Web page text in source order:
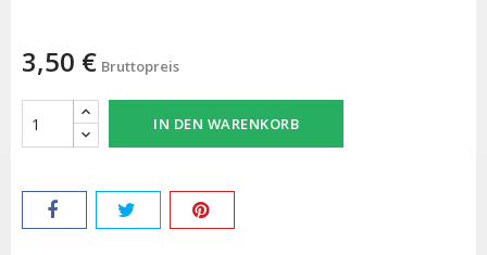
3,50 € Bruttopreis
IN DEN WARENKORB